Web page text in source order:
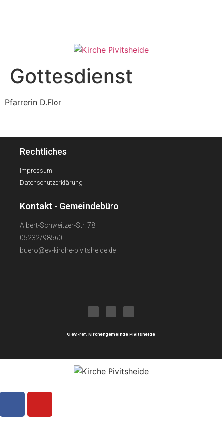
Gottesdienst
Pfarrerin D.Flor
Kontakt - Gemeindebüro
Albert-Schweitzer-Str. 78
05232/98560
buero@ev-kirche-pivitsheide.de
Rechtliches
Impressum
Datenschutzerklärung
© ev.-ref. Kirchengemeinde Pivitsheide